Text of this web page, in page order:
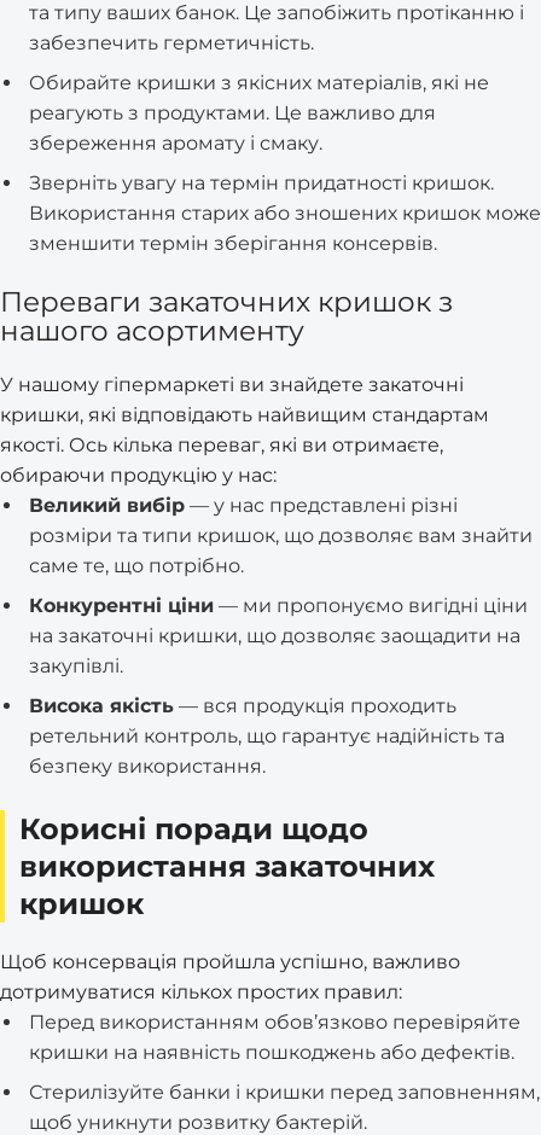
та типу ваших банок. Це запобіжить протіканню і
забезпечить герметичність.
Обирайте кришки з якісних матеріалів, які не
реагують з продуктами. Це важливо для
збереження аромату і смаку.
Зверніть увагу на термін придатності кришок.
Використання старих або зношених кришок може
зменшити термін зберігання консервів.
Переваги закаточних кришок з
нашого асортименту
У нашому гіпермаркеті ви знайдете закаточні
кришки, які відповідають найвищим стандартам
якості. Ось кілька переваг, які ви отримаєте,
обираючи продукцію у нас:
Великий вибір — у нас представлені різні
розміри та типи кришок, що дозволяє вам знайти
саме те, що потрібно.
Конкурентні ціни — ми пропонуємо вигідні ціни
на закаточні кришки, що дозволяє заощадити на
закупівлі.
Висока якість — вся продукція проходить
ретельний контроль, що гарантує надійність та
безпеку використання.
Корисні поради щодо
використання закаточних
кришок
Щоб консервація пройшла успішно, важливо
дотримуватися кількох простих правил:
Перед використанням обов’язково перевіряйте
кришки на наявність пошкоджень або дефектів.
Стерилізуйте банки і кришки перед заповненням,
щоб уникнути розвитку бактерій.